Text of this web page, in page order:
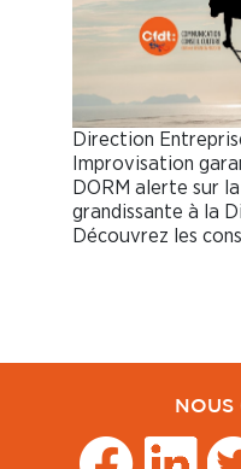
Direction
Improvisation
DORM alerte sur
grandissante à la
Découvrez les
NOUS